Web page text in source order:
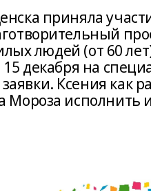
приняла
людей (от 60
декабря на
Ксения как
Мороза исполнить